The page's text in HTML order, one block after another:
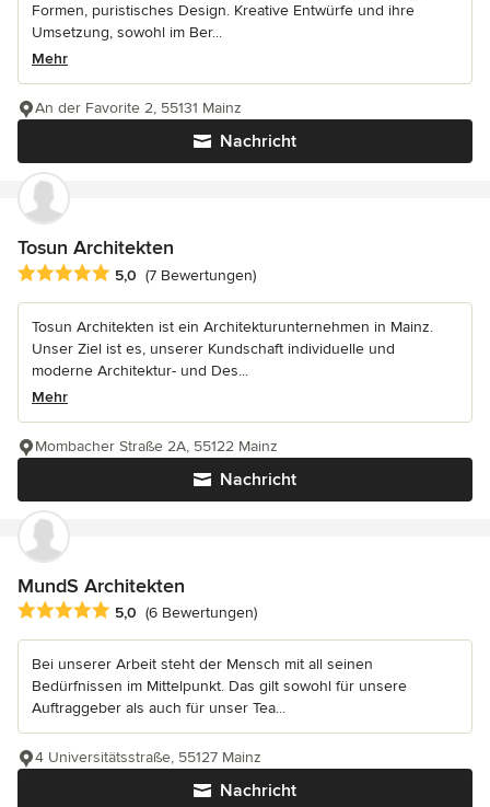
Formen, puristisches Design. Kreative Entwürfe und ihre
Umsetzung, sowohl im Ber...
Mehr
Nachricht
An der Favorite 2, 55131 Mainz
Tosun Architekten
Durchschnittliche Bewertung: 5 von 5 Sternen
5,0 (7 Bewertungen)
Tosun Architekten ist ein Architekturunternehmen in Mainz.
Unser Ziel ist es, unserer Kundschaft individuelle und
moderne Architektur- und Des...
Mehr
Nachricht
Mombacher Straße 2A, 55122 Mainz
MundS Architekten
Durchschnittliche Bewertung: 5 von 5 Sternen
5,0 (6 Bewertungen)
Bei unserer Arbeit steht der Mensch mit all seinen
Bedürfnissen im Mittelpunkt. Das gilt sowohl für unsere
Auftraggeber als auch für unser Tea...
Nachricht
4 Universitätsstraße, 55127 Mainz